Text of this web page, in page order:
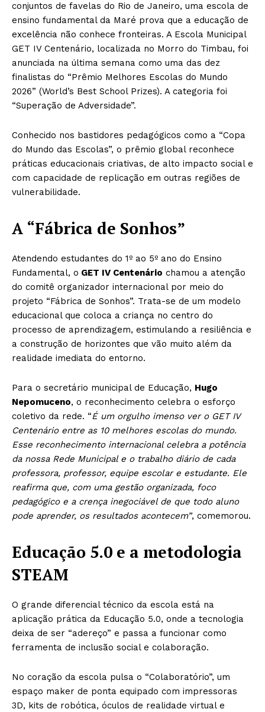
conjuntos de favelas do Rio de Janeiro, uma escola de
ensino fundamental da Maré prova que a educação de
excelência não conhece fronteiras. A Escola Municipal
GET IV Centenário, localizada no Morro do Timbau, foi
anunciada na última semana como uma das dez
finalistas do “Prêmio Melhores Escolas do Mundo
2026” (World’s Best School Prizes). A categoria foi
“Superação de Adversidade”.
Conhecido nos bastidores pedagógicos como a “Copa
do Mundo das Escolas”, o prêmio global reconhece
práticas educacionais criativas, de alto impacto social e
com capacidade de replicação em outras regiões de
vulnerabilidade.
A “Fábrica de Sonhos”
Atendendo estudantes do 1º ao 5º ano do Ensino
Fundamental, o GET IV Centenário chamou a atenção
do comitê organizador internacional por meio do
projeto “Fábrica de Sonhos”. Trata-se de um modelo
educacional que coloca a criança no centro do
processo de aprendizagem, estimulando a resiliência e
a construção de horizontes que vão muito além da
realidade imediata do entorno.
Para o secretário municipal de Educação, Hugo
Nepomuceno, o reconhecimento celebra o esforço
coletivo da rede. “É um orgulho imenso ver o GET IV
Centenário entre as 10 melhores escolas do mundo.
Esse reconhecimento internacional celebra a potência
da nossa Rede Municipal e o trabalho diário de cada
professora, professor, equipe escolar e estudante. Ele
reafirma que, com uma gestão organizada, foco
pedagógico e a crença inegociável de que todo aluno
pode aprender, os resultados acontecem”, comemorou.
Educação 5.0 e a metodologia
STEAM
O grande diferencial técnico da escola está na
aplicação prática da Educação 5.0, onde a tecnologia
deixa de ser “adereço” e passa a funcionar como
ferramenta de inclusão social e colaboração.
No coração da escola pulsa o “Colaboratório”, um
espaço maker de ponta equipado com impressoras
3D, kits de robótica, óculos de realidade virtual e